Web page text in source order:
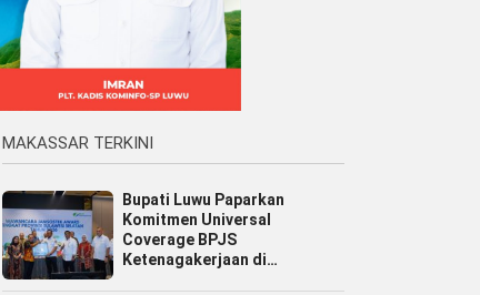
MAKASSAR TERKINI
Bupati Luwu Paparkan
Komitmen Universal
Coverage BPJS
Ketenagakerjaan di